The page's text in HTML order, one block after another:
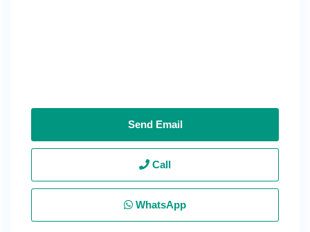
Send Email
Call
WhatsApp